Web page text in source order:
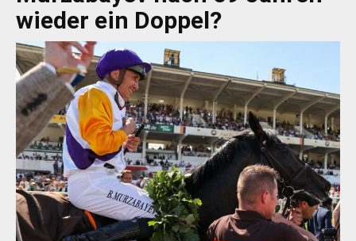
wieder ein Doppel?